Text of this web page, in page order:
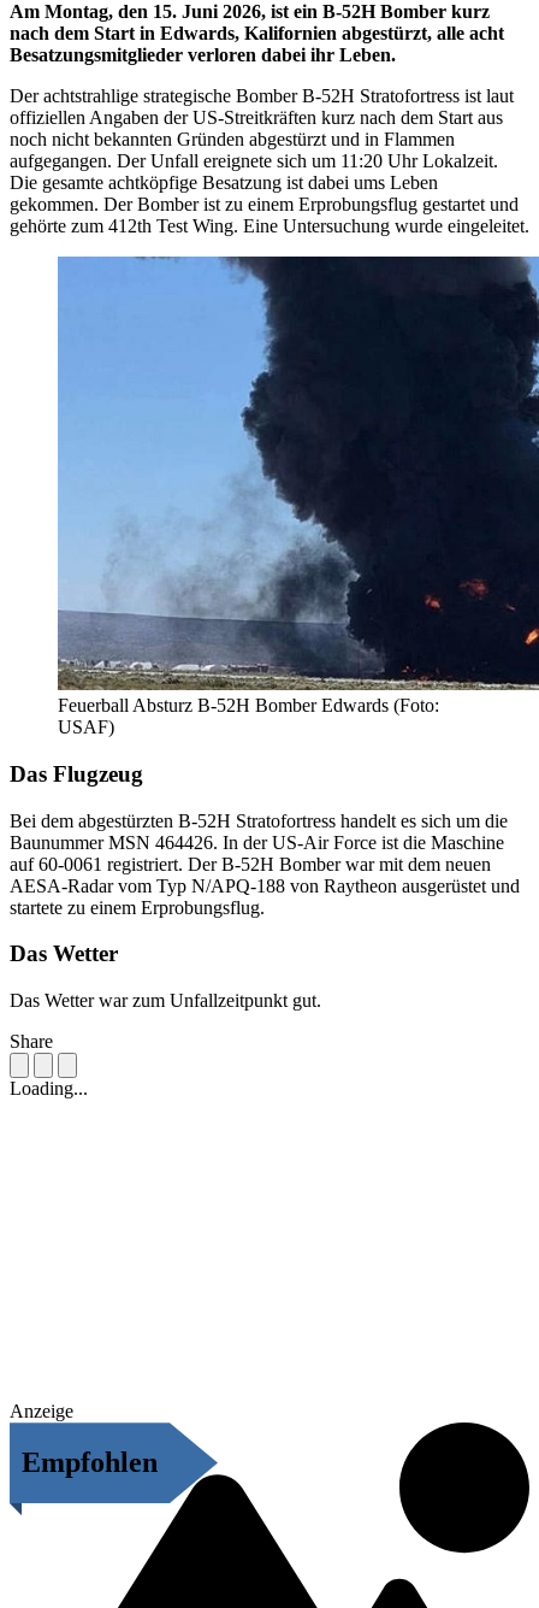
Am Montag, den 15. Juni 2026, ist ein B-52H Bomber kurz
nach dem Start in Edwards, Kalifornien abgestürzt, alle acht
Besatzungsmitglieder verloren dabei ihr Leben.
Der achtstrahlige strategische Bomber B-52H Stratofortress ist laut
offiziellen Angaben der US-Streitkräften kurz nach dem Start aus
noch nicht bekannten Gründen abgestürzt und in Flammen
aufgegangen. Der Unfall ereignete sich um 11:20 Uhr Lokalzeit.
Die gesamte achtköpfige Besatzung ist dabei ums Leben
gekommen. Der Bomber ist zu einem Erprobungsflug gestartet und
gehörte zum 412th Test Wing. Eine Untersuchung wurde eingeleitet.
Feuerball Absturz B-52H Bomber Edwards (Foto:
USAF)
Das Flugzeug
Bei dem abgestürzten B-52H Stratofortress handelt es sich um die
Baunummer MSN 464426. In der US-Air Force ist die Maschine
auf 60-0061 registriert. Der B-52H Bomber war mit dem neuen
AESA-Radar vom Typ N/APQ-188 von Raytheon ausgerüstet und
startete zu einem Erprobungsflug.
Das Wetter
Das Wetter war zum Unfallzeitpunkt gut.
Share
Loading...
Anzeige
Empfohlen